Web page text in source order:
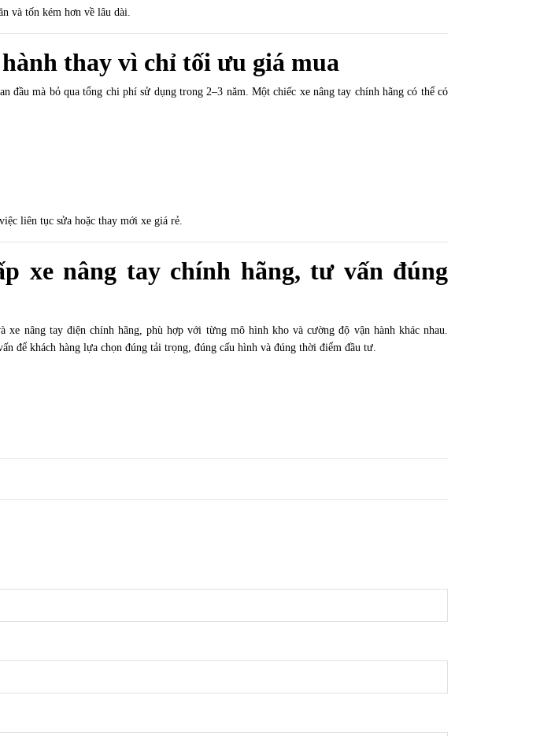
và tốn kém hơn về lâu dài.
thay vì chỉ tối ưu giá mua
đầu mà bỏ qua tổng chi phí sử dụng trong 2–3 năm. Một chiếc xe nâng tay chính hãng có thể có
liên tục sửa hoặc thay mới xe giá rẻ.
xe nâng tay chính hãng, tư vấn đúng
xe nâng tay điện chính hãng, phù hợp với từng mô hình kho và cường độ vận hành khác nhau.
để khách hàng lựa chọn đúng tải trọng, đúng cấu hình và đúng thời điểm đầu tư.